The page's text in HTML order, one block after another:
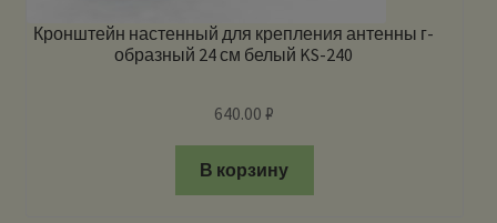
Кронштейн настенный для крепления антенны г-
образный 24 см белый KS-240
640.00₽
В корзину